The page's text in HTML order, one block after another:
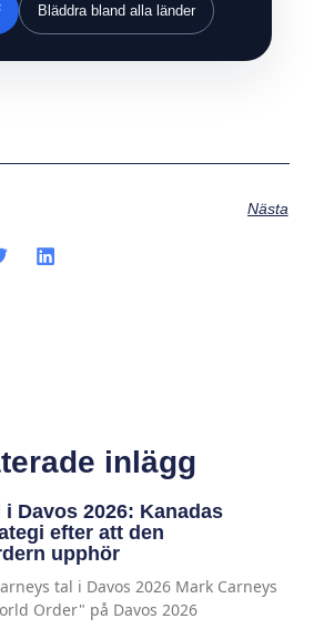
Bläddra bland alla länder
Nästa
inlägg
Davos 2026: Kanadas
efter att den
upphör
tal i Davos 2026 Mark Carneys
Order" på Davos 2026